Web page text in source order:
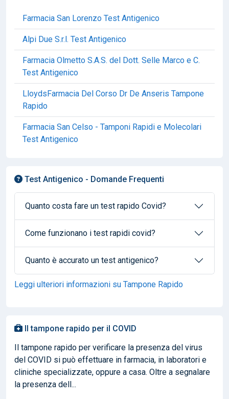
Farmacia San Lorenzo Test Antigenico
Alpi Due S.r.l. Test Antigenico
Farmacia Olmetto S.A.S. del Dott. Selle Marco e C.
Test Antigenico
LloydsFarmacia Del Corso Dr De Anseris Tampone
Rapido
Farmacia San Celso - Tamponi Rapidi e Molecolari
Test Antigenico
Test Antigenico - Domande Frequenti
Quanto costa fare un test rapido Covid?
Come funzionano i test rapidi covid?
Quanto è accurato un test antigenico?
Leggi ulteriori informazioni su Tampone Rapido
Il tampone rapido per il COVID
Il tampone rapido per verificare la presenza del virus
del COVID si può effettuare in farmacia, in laboratori e
cliniche specializzate, oppure a casa. Oltre a segnalare
la presenza dell...